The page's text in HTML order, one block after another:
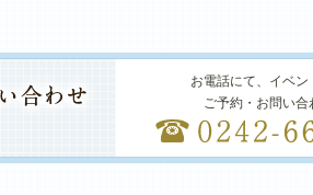
お電話にて、イベ
ご予約・お問い